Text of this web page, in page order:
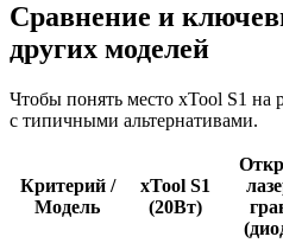
Сравнение и
других моделей
Чтобы понять место xTool S1 на
с типичными альтернативами.
Критерий /
Модель
xTool S1
(20Вт)